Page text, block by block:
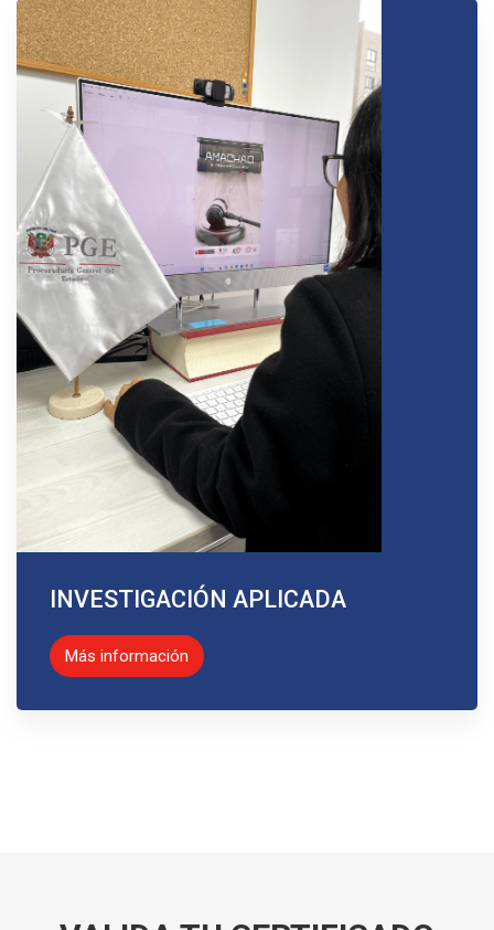
INVESTIGACIÓN APLICADA
Más información